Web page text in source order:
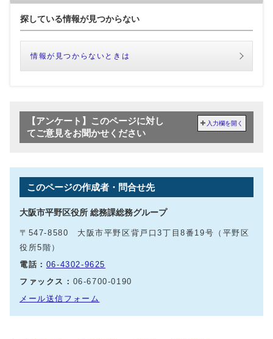
探している情報が見つからない
情報が見つからないときは
【アンケート】このページに対し
てご意見をお聞かせください
入力欄を開く
このページの作成者・問合せ先
大阪市平野区役所 総務課総務グループ
〒547-8580 大阪市平野区背戸口3丁目8番19号（平野区
役所5階）
電話： 06-4302-9625
ファックス： 06-6700-0190
メール送信フォーム